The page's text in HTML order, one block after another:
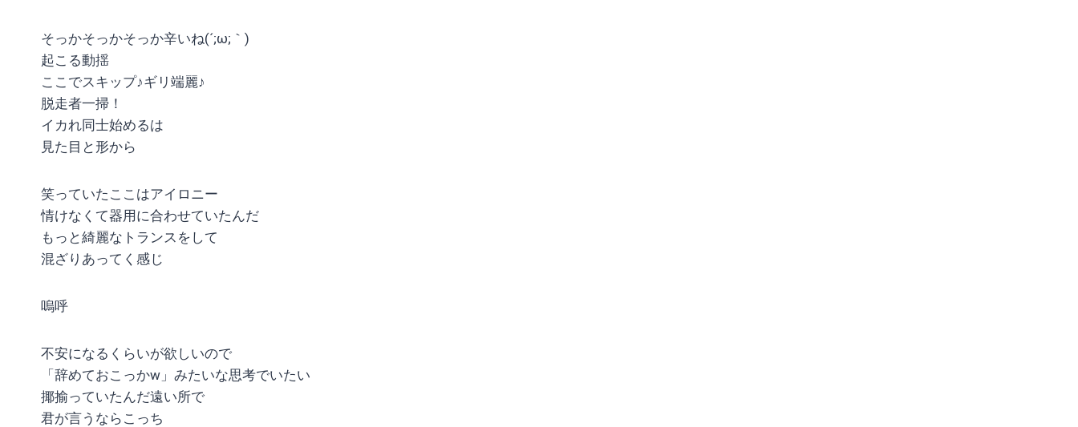
そっかそっかそっか辛いね(´;ω;｀)
起こる動揺
ここでスキップ♪ギリ端麗♪
脱走者一掃！
イカれ同士始めるは
見た目と形から
笑っていたここはアイロニー
情けなくて器用に合わせていたんだ
もっと綺麗なトランスをして
混ざりあってく感じ
嗚呼
不安になるくらいが欲しいので
「辞めておこっかw」みたいな思考でいたい
揶揄っていたんだ遠い所で
君が言うならこっち